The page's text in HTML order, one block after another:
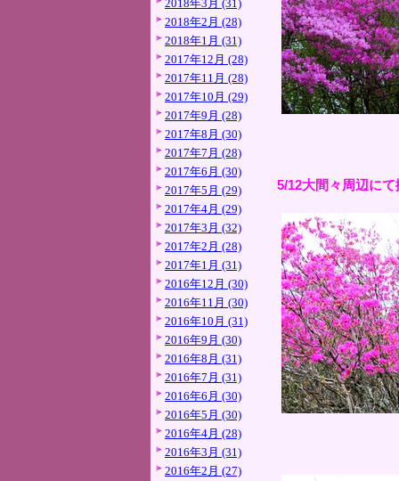
2018年3月 (31)
2018年2月 (28)
2018年1月 (31)
2017年12月 (28)
2017年11月 (28)
2017年10月 (29)
2017年9月 (28)
2017年8月 (30)
2017年7月 (28)
2017年6月 (30)
2017年5月 (29)
2017年4月 (29)
2017年3月 (32)
2017年2月 (28)
2017年1月 (31)
2016年12月 (30)
2016年11月 (30)
2016年10月 (31)
2016年9月 (30)
2016年8月 (31)
2016年7月 (31)
2016年6月 (30)
2016年5月 (30)
2016年4月 (28)
2016年3月 (31)
2016年2月 (27)
5/12大間々周辺にて